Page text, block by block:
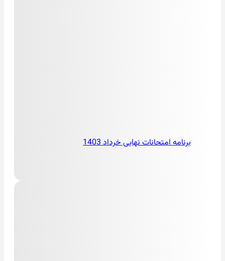
برنامه امتحانات نهایی خرداد 1403